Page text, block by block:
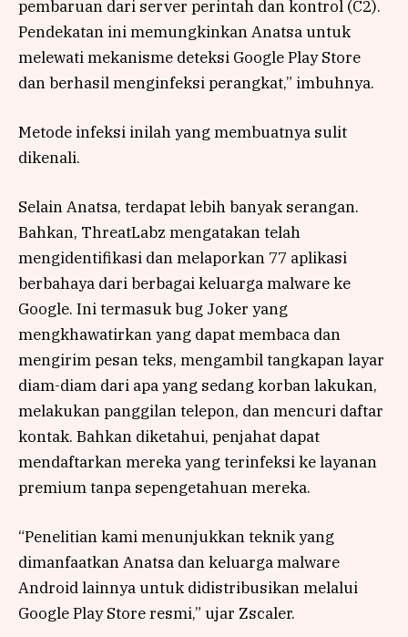
pembaruan dari server perintah dan kontrol (C2).
Pendekatan ini memungkinkan Anatsa untuk
melewati mekanisme deteksi Google Play Store
dan berhasil menginfeksi perangkat,” imbuhnya.
Metode infeksi inilah yang membuatnya sulit
dikenali.
Selain Anatsa, terdapat lebih banyak serangan.
Bahkan, ThreatLabz mengatakan telah
mengidentifikasi dan melaporkan 77 aplikasi
berbahaya dari berbagai keluarga malware ke
Google. Ini termasuk bug Joker yang
mengkhawatirkan yang dapat membaca dan
mengirim pesan teks, mengambil tangkapan layar
diam-diam dari apa yang sedang korban lakukan,
melakukan panggilan telepon, dan mencuri daftar
kontak. Bahkan diketahui, penjahat dapat
mendaftarkan mereka yang terinfeksi ke layanan
premium tanpa sepengetahuan mereka.
“Penelitian kami menunjukkan teknik yang
dimanfaatkan Anatsa dan keluarga malware
Android lainnya untuk didistribusikan melalui
Google Play Store resmi,” ujar Zscaler.